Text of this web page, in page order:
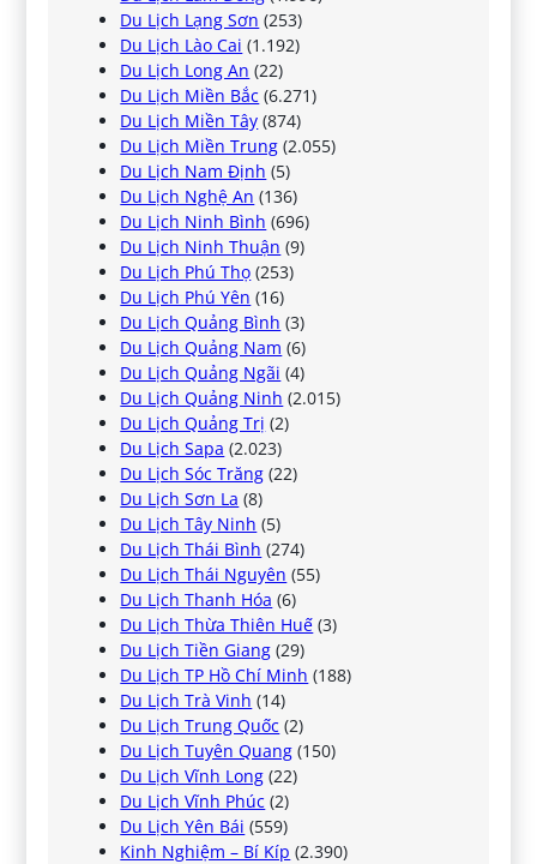
Du Lịch Lạng Sơn (253)
Du Lịch Lào Cai (1.192)
Du Lịch Long An (22)
Du Lịch Miền Bắc (6.271)
Du Lịch Miền Tây (874)
Du Lịch Miền Trung (2.055)
Du Lịch Nam Định (5)
Du Lịch Nghệ An (136)
Du Lịch Ninh Bình (696)
Du Lịch Ninh Thuận (9)
Du Lịch Phú Thọ (253)
Du Lịch Phú Yên (16)
Du Lịch Quảng Bình (3)
Du Lịch Quảng Nam (6)
Du Lịch Quảng Ngãi (4)
Du Lịch Quảng Ninh (2.015)
Du Lịch Quảng Trị (2)
Du Lịch Sapa (2.023)
Du Lịch Sóc Trăng (22)
Du Lịch Sơn La (8)
Du Lịch Tây Ninh (5)
Du Lịch Thái Bình (274)
Du Lịch Thái Nguyên (55)
Du Lịch Thanh Hóa (6)
Du Lịch Thừa Thiên Huế (3)
Du Lịch Tiền Giang (29)
Du Lịch TP Hồ Chí Minh (188)
Du Lịch Trà Vinh (14)
Du Lịch Trung Quốc (2)
Du Lịch Tuyên Quang (150)
Du Lịch Vĩnh Long (22)
Du Lịch Vĩnh Phúc (2)
Du Lịch Yên Bái (559)
Kinh Nghiệm – Bí Kíp (2.390)